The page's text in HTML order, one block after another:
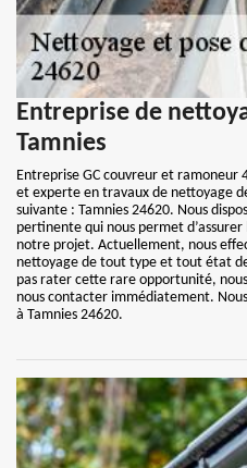
Entreprise de
Tamnies
Entreprise GC couvreur et ramoneur
et experte en travaux de nettoyage
suivante : Tamnies 24620. Nous
pertinente qui nous permet
notre projet. Actuellement, nous
nettoyage de tout type et tout état
pas rater cette rare opportunité,
nous contacter immédiatement.
à Tamnies 24620.